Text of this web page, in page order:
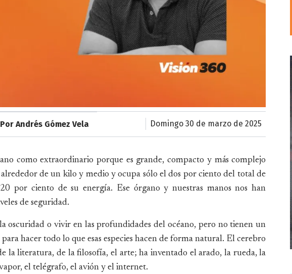
Por Andrés Gómez Vela domingo 30 de marzo de 2025
como extraordinario porque es grande, compacto y más complejo
alrededor de un kilo y medio y ocupa sólo el dos por ciento del total de
por ciento de su energía. Ese órgano y nuestras manos nos han
de seguridad.
oscuridad o vivir en las profundidades del océano, pero no tienen un
hacer todo lo que esas especies hacen de forma natural. El cerebro
la literatura, de la filosofía, el arte; ha inventado el arado, la rueda, la
el telégrafo, el avión y el internet.